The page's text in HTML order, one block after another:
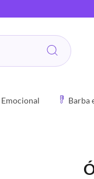
Emocional Barba